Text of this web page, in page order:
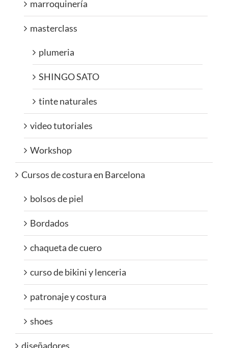
marroquinería
masterclass
plumeria
SHINGO SATO
tinte naturales
video tutoriales
Workshop
Cursos de costura en Barcelona
bolsos de piel
Bordados
chaqueta de cuero
curso de bikini y lenceria
patronaje y costura
shoes
diseñadores